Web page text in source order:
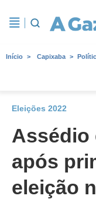
Início Capixaba
Eleições 2022
Assédio
após
eleição